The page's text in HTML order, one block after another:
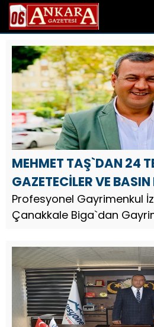
MEHMET TAŞ`DAN 24
GAZETECİLER VE
MESAJI
Profesyonel Gayrimenkul
Çanakkale Biga`dan
Temmuz Gazeteciler ve
dolayısıyla bir mesaj